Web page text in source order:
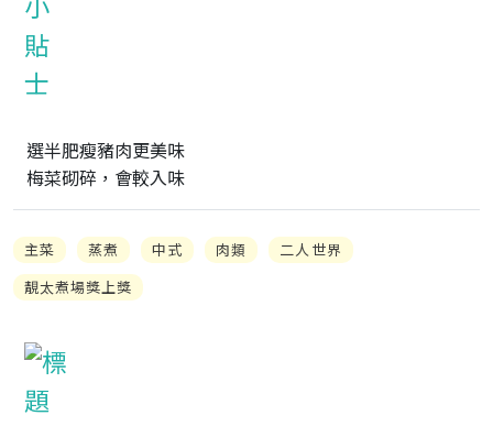
選半肥瘦豬肉更美味
梅菜砌碎，會較入味
主菜 蒸煮 中式 肉類
二人世界
靚太煮場獎上獎